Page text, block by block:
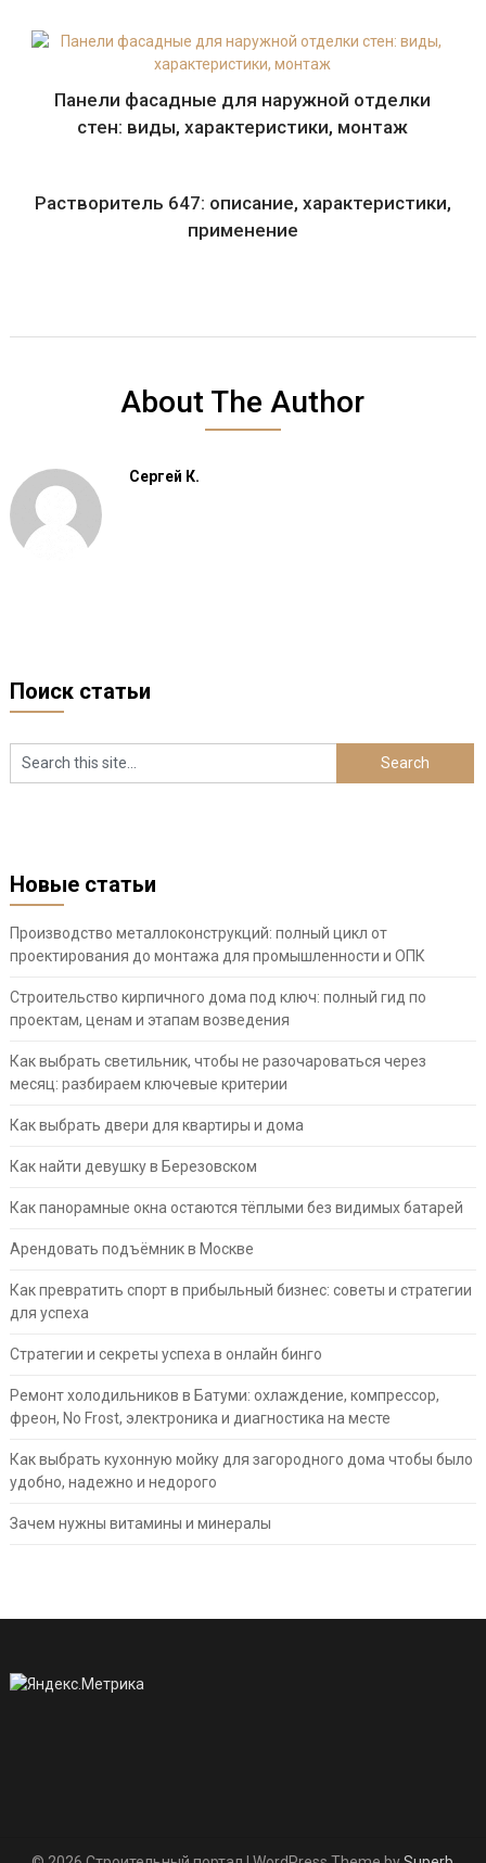
Панели фасадные для наружной отделки
стен: виды, характеристики, монтаж
Растворитель 647: описание, характеристики,
применение
About The Author
Сергей К.
Поиск статьи
Новые статьи
Производство металлоконструкций: полный цикл от
проектирования до монтажа для промышленности и ОПК
Строительство кирпичного дома под ключ: полный гид по
проектам, ценам и этапам возведения
Как выбрать светильник, чтобы не разочароваться через
месяц: разбираем ключевые критерии
Как выбрать двери для квартиры и дома
Как найти девушку в Березовском
Как панорамные окна остаются тёплыми без видимых батарей
Арендовать подъёмник в Москве
Как превратить спорт в прибыльный бизнес: советы и стратегии
для успеха
Стратегии и секреты успеха в онлайн бинго
Ремонт холодильников в Батуми: охлаждение, компрессор,
фреон, No Frost, электроника и диагностика на месте
Как выбрать кухонную мойку для загородного дома чтобы было
удобно, надежно и недорого
Зачем нужны витамины и минералы